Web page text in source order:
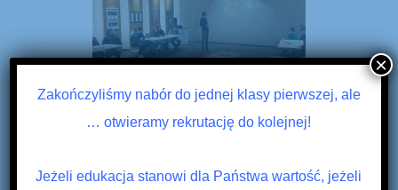
Zakończyliśmy nabór do jednej klasy pierwszej, ale
… otwieramy rekrutację do kolejnej!
Jeżeli edukacja stanowi dla Państwa wartość, jeżeli
×